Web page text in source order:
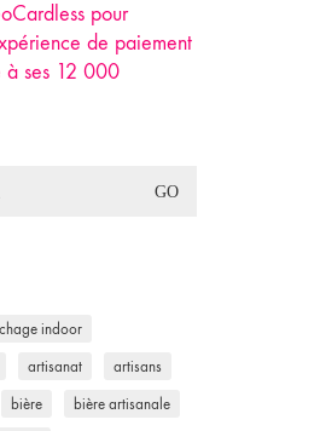
pour
de paiement
à ses 12 000
indoor
artisanat artisans
bière bière artisanale